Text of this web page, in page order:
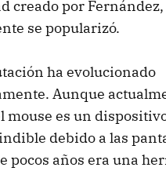
creado por
se popularizó.
ha evolucionado
Aunque
mouse es un
debido a las
pocos años era una